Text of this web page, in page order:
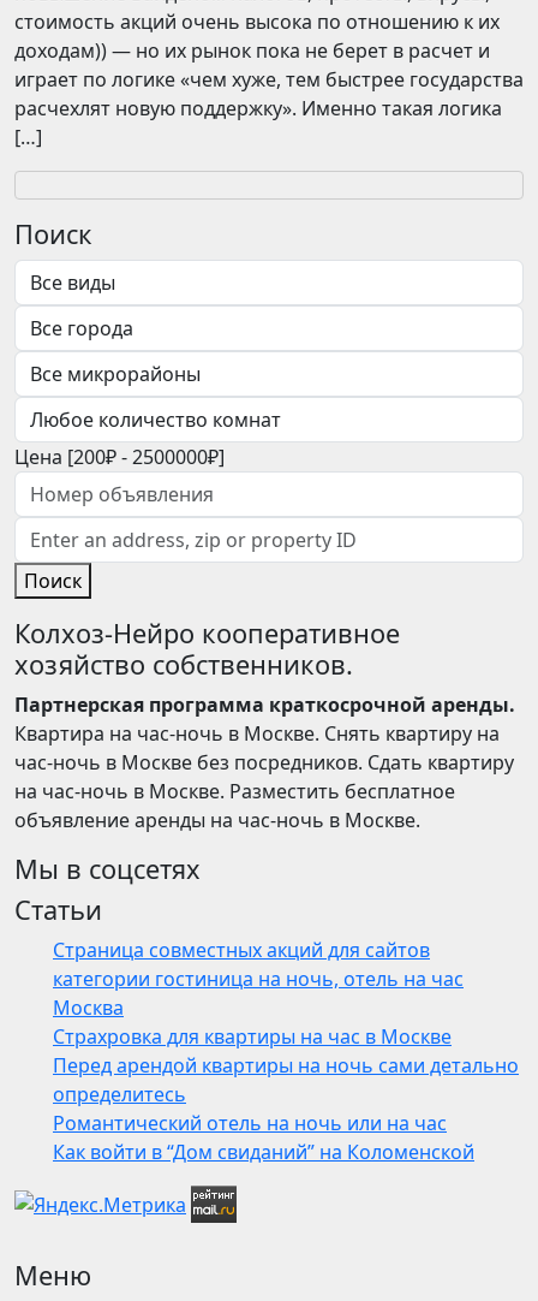
стоимость акций очень высока по отношению к их
доходам)) — но их рынок пока не берет в расчет и
играет по логике «чем хуже, тем быстрее государства
расчехлят новую поддержку». Именно такая логика
[…]
Поиск
Цена [200₽-2500000₽]
Поиск
Колхоз-Нейро кооперативное
хозяйство собственников.
Партнерская программа краткосрочной аренды.
Квартира на час-ночь в Москве. Снять квартиру на
час-ночь в Москве без посредников. Сдать квартиру
на час-ночь в Москве. Разместить бесплатное
объявление аренды на час-ночь в Москве.
Мы в соцсетях
Статьи
Страница совместных акций для сайтов
категории гостиница на ночь, отель на час
Москва
Страхровка для квартиры на час в Москве
Перед арендой квартиры на ночь сами детально
определитесь
Романтический отель на ночь или на час
Как войти в “Дом свиданий” на Коломенской
Меню